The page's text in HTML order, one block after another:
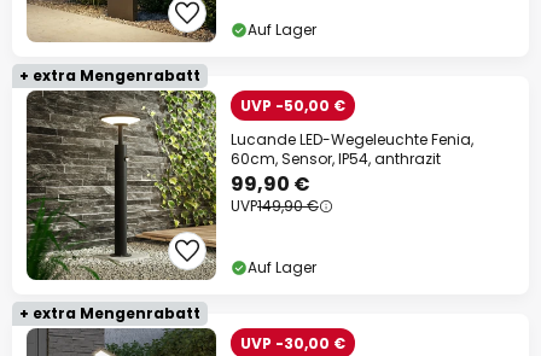
Auf Lager
+ extra Mengenrabatt
UVP -50,00 €
Lucande LED-Wegeleuchte Fenia,
60cm, Sensor, IP54, anthrazit
99,90 €
UVP149,90 €
Auf Lager
+ extra Mengenrabatt
UVP -30,00 €